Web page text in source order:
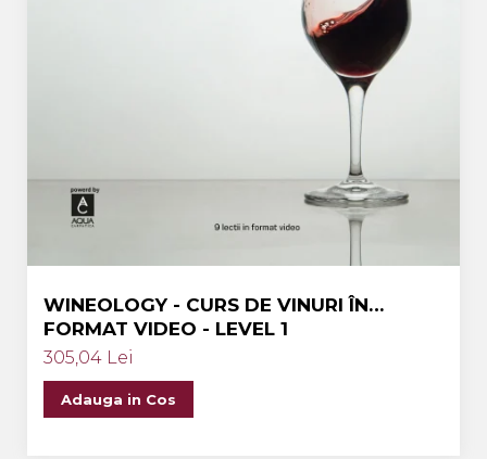
WINEOLOGY - CURS DE VINURI ÎN
FORMAT VIDEO - LEVEL 1
305,04 Lei
Adauga in Cos